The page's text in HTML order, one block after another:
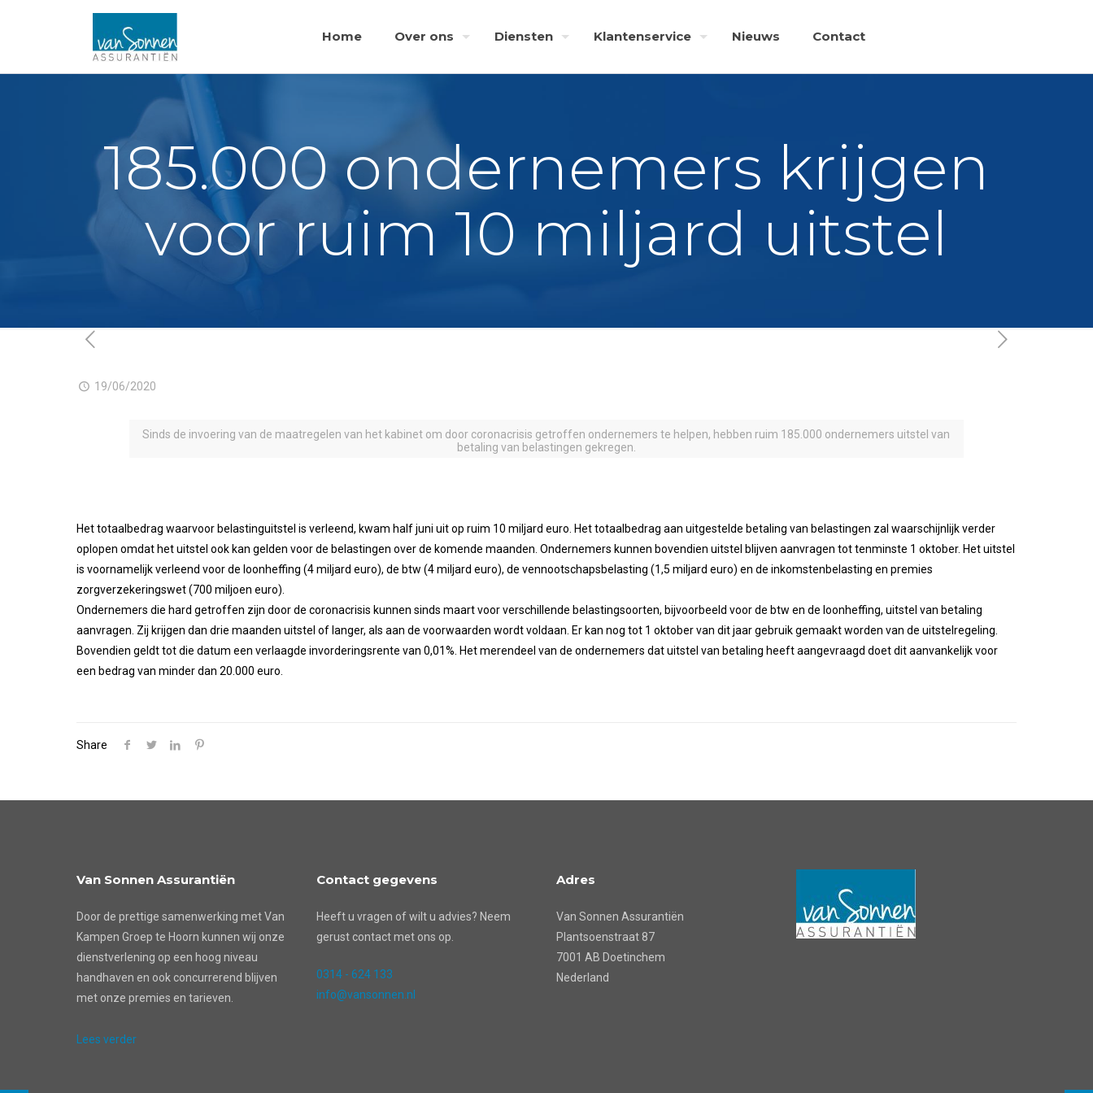
Home Over ons Diensten Klantenservice Nieuws Contact
185.000 ondernemers krijgen
voor ruim 10 miljard uitstel
19/06/2020
Sinds de invoering van de maatregelen van het kabinet om door coronacrisis getroffen ondernemers te helpen, hebben ruim 185.000 ondernemers uitstel van
betaling van belastingen gekregen.
Het totaalbedrag waarvoor belastinguitstel is verleend, kwam half juni uit op ruim 10 miljard euro. Het totaalbedrag aan uitgestelde betaling van belastingen zal waarschijnlijk verder
oplopen omdat het uitstel ook kan gelden voor de belastingen over de komende maanden. Ondernemers kunnen bovendien uitstel blijven aanvragen tot tenminste 1 oktober. Het uitstel
is voornamelijk verleend voor de loonheffing (4 miljard euro), de btw (4 miljard euro), de vennootschapsbelasting (1,5 miljard euro) en de inkomstenbelasting en premies
zorgverzekeringswet (700 miljoen euro).
Ondernemers die hard getroffen zijn door de coronacrisis kunnen sinds maart voor verschillende belastingsoorten, bijvoorbeeld voor de btw en de loonheffing, uitstel van betaling
aanvragen. Zij krijgen dan drie maanden uitstel of langer, als aan de voorwaarden wordt voldaan. Er kan nog tot 1 oktober van dit jaar gebruik gemaakt worden van de uitstelregeling.
Bovendien geldt tot die datum een verlaagde invorderingsrente van 0,01%. Het merendeel van de ondernemers dat uitstel van betaling heeft aangevraagd doet dit aanvankelijk voor
een bedrag van minder dan 20.000 euro.
Share
Van Sonnen Assurantiën
Door de prettige samenwerking met Van
Kampen Groep te Hoorn kunnen wij onze
dienstverlening op een hoog niveau
handhaven en ook concurrerend blijven
met onze premies en tarieven.
Lees verder
Contact gegevens
Heeft u vragen of wilt u advies? Neem
gerust contact met ons op.
0314 - 624 133
info@vansonnen.nl
Adres
Van Sonnen Assurantiën
Plantsoenstraat 87
7001 AB Doetinchem
Nederland